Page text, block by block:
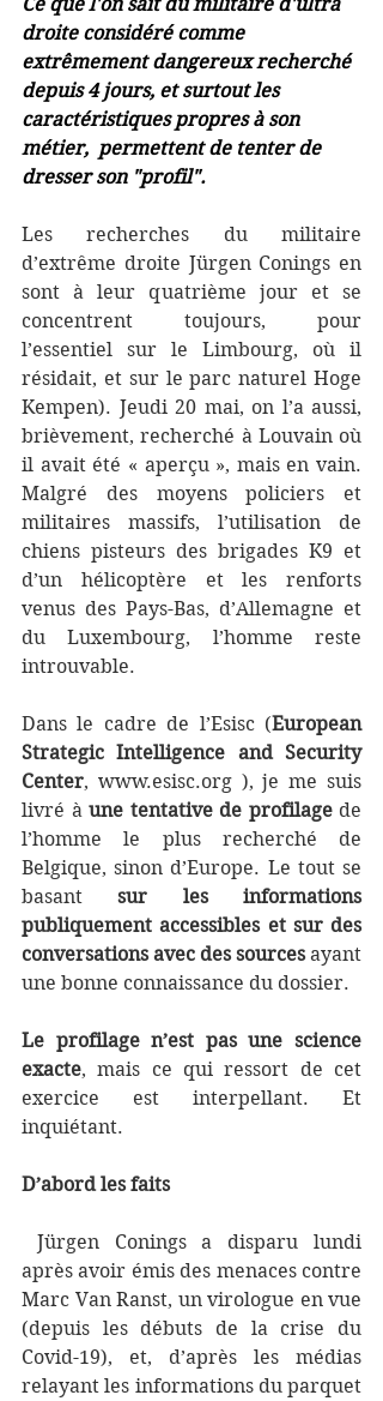
droite considéré comme
extrêmement dangereux recherché
depuis 4 jours, et surtout les
caractéristiques propres à son
métier,  permettent de tenter de
dresser son "profil".
Les recherches du militaire
d’extrême droite Jürgen Conings en
sont à leur quatrième jour et se
concentrent toujours, pour
l’essentiel sur le Limbourg, où il
résidait, et sur le parc naturel Hoge
Kempen). Jeudi 20 mai, on l’a aussi,
brièvement, recherché à Louvain où
il avait été « aperçu », mais en vain.
Malgré des moyens policiers et
militaires massifs, l’utilisation de
chiens pisteurs des brigades K9 et
d’un hélicoptère et les renforts
venus des Pays-Bas, d’Allemagne et
du Luxembourg, l’homme reste
introuvable.
Dans le cadre de l’Esisc (European
Strategic Intelligence and Security
Center, www.esisc.org ), je me suis
livré à une tentative de profilage de
l’homme le plus recherché de
Belgique, sinon d’Europe. Le tout se
basant sur les informations
publiquement accessibles et sur des
conversations avec des sources ayant
une bonne connaissance du dossier.
Le profilage n’est pas une science
exacte, mais ce qui ressort de cet
exercice est interpellant. Et
inquiétant.
D’abord les faits
Jürgen Conings a disparu lundi
après avoir émis des menaces contre
Marc Van Ranst, un virologue en vue
(depuis les débuts de la crise du
Covid-19), et, d’après les médias
relayant les informations du parquet